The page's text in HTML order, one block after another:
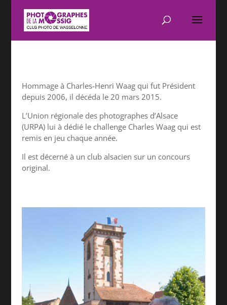
Hommage à Charles-Henri Waag qui fut Président
depuis 2006, il décéda le 20 mars 2015.
L’Union régionale des photographes d’Alsace
(URPA) lui à dédié le challenge Charles Waag qui est
remis en jeu chaque année.
Il est décerné à un club alsacien sur un concours
original.